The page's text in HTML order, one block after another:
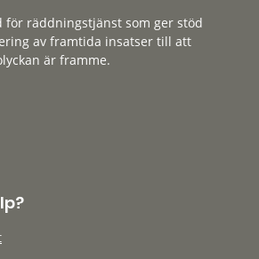
för räddningstjänst som ger stöd
av framtida insatser till att
är framme.